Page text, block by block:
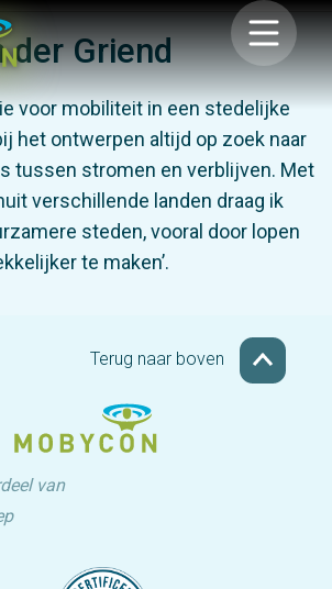
der Griend
voor mobiliteit in een stedelijke
het ontwerpen altijd op zoek naar
tussen stromen en verblijven. Met
verschillende landen draag ik
steden, vooral door lopen
te maken’.
Terug naar boven
van